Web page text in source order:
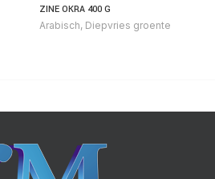
ZINE OKRA 400 G
Arabisch, Diepvries groente